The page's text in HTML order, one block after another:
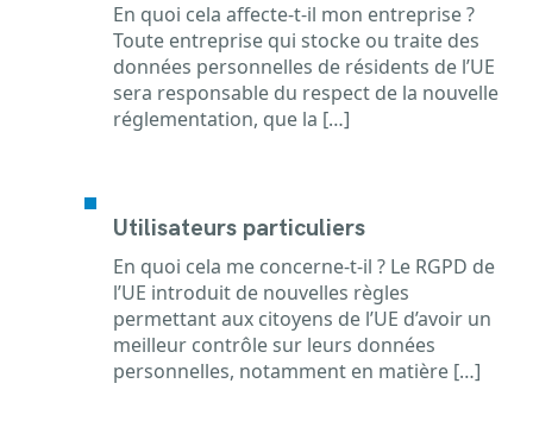
En quoi cela affecte-t-il mon entreprise ?
Toute entreprise qui stocke ou traite des
données personnelles de résidents de l’UE
sera responsable du respect de la nouvelle
réglementation, que la […]
Utilisateurs particuliers
En quoi cela me concerne-t-il ? Le RGPD de
l’UE introduit de nouvelles règles
permettant aux citoyens de l’UE d’avoir un
meilleur contrôle sur leurs données
personnelles, notamment en matière […]